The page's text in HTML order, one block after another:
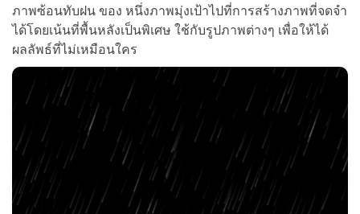
ภาพซ้อนทับฝน ของ หนึ่งภาพมุ่งเป้าไปที่การสร้างภาพที่จดจำ
ได้โดยเน้นที่พื้นหลังเป็นพิเศษ ใช้กับรูปภาพต่างๆ เพื่อให้ได้
ผลลัพธ์ที่ไม่เหมือนใคร